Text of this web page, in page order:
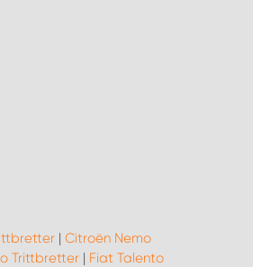
| Citroën Nemo
Trittbretter | Fiat Talento